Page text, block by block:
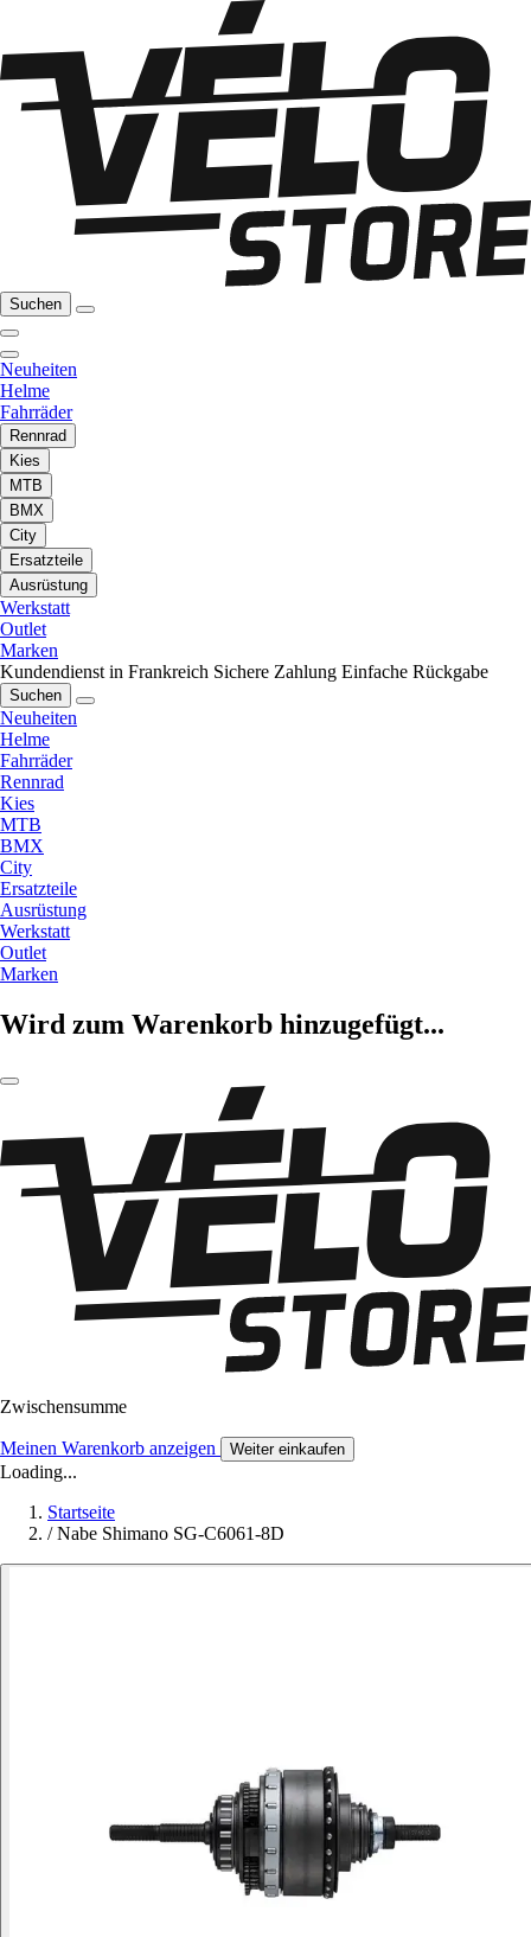
Suchen
Neuheiten
Helme
Fahrräder
Rennrad
Kies
MTB
BMX
City
Ersatzteile
Ausrüstung
Werkstatt
Outlet
Marken
Kundendienst in Frankreich Sichere Zahlung Einfache Rückgabe
Suchen
Neuheiten
Helme
Fahrräder
Rennrad
Kies
MTB
BMX
City
Ersatzteile
Ausrüstung
Werkstatt
Outlet
Marken
Wird zum Warenkorb hinzugefügt...
Zwischensumme
Meinen Warenkorb anzeigen Weiter einkaufen
Loading...
Startseite
/ Nabe Shimano SG-C6061-8D